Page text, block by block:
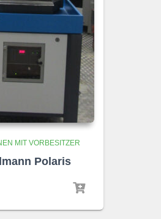
MIT VORBESITZER
Polaris